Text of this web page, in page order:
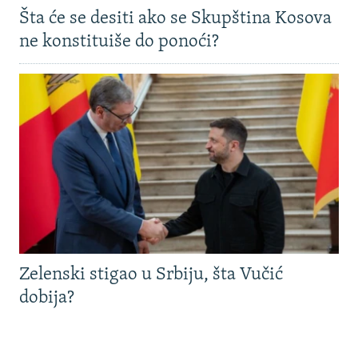
Šta će se desiti ako se Skupština Kosova
ne konstituiše do ponoći?
Zelenski stigao u Srbiju, šta Vučić
dobija?